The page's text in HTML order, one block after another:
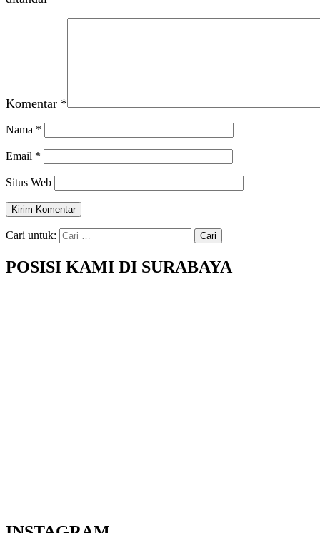
Komentar *
Nama *
Email *
Situs Web
Cari untuk:
POSISI KAMI DI SURABAYA